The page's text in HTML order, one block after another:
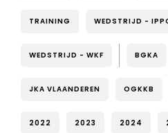
TRAINING WEDSTRIJD -
WEDSTRIJD - WKF BGKA
JKA VLAANDEREN OGKKB
2022 2023 2024